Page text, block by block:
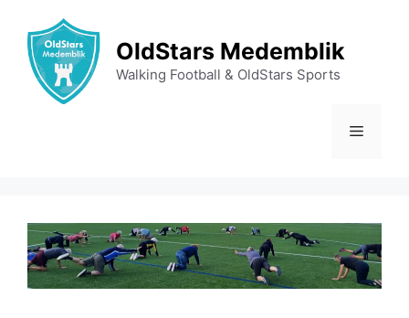
naar
inhoud
OldStars Medemblik
Walking Football & OldStars Sports
Menu